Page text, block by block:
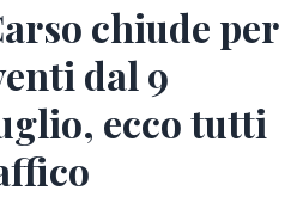
chiude per
dal 9
ecco tutti